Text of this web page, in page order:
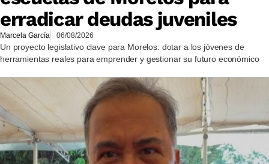
erradicar deudas juveniles
Marcela García 06/08/2026
Un proyecto legislativo clave para Morelos: dotar a los jóvenes de
herramientas reales para emprender y gestionar su futuro económico